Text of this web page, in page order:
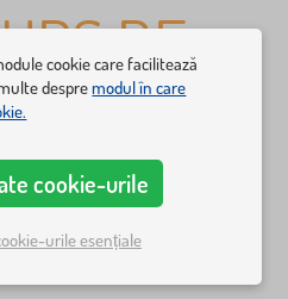
DE
CAMERA
AMORI
cookie care facilitează
despremodul în care
cookie-urile
urile esențiale